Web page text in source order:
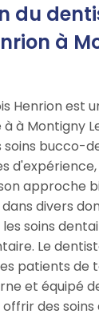
du
à
Henrion est
à Montigny
soins bucco-
approche
divers
soins
Le
patients de
et équipé
des soins